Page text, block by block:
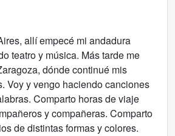
allí empecé mi andadura
teatro y música. Más tarde me
dónde continué mis
Voy y vengo haciendo canciones
Comparto horas de viaje
y compañeras. Comparto
de distintas formas y colores.